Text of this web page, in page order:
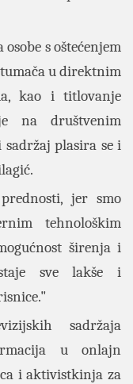
s oštećenjem
u direktnim
kao i titlovanje
na društvenim
plasira se i
jer smo
tehnološkim
širenja i
sve lakše i
sadržaja
u onlajn
i aktivistkinja za